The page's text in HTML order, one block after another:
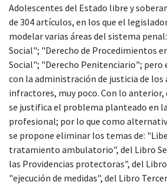
Adolescentes del Estado libre y
de 304 artículos, en los que el
modelar varias áreas del sistema
Social"; "Derecho de Procedimientos
Social"; "Derecho Penitenciario"; pero
con la administración de justicia de los
infractores, muy poco. Con lo anterior,
se justifica el problema planteado en
profesional; por lo que como
se propone eliminar los temas de:
tratamiento ambulatorio", del Libro
las Providencias protectoras", del
"ejecución de medidas", del Libro